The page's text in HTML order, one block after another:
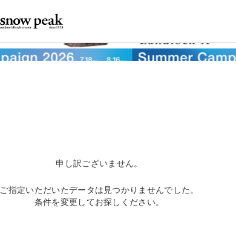
申し訳ございません。
ご指定いただいたデータは見つかりませんでした。
条件を変更してお探しください。